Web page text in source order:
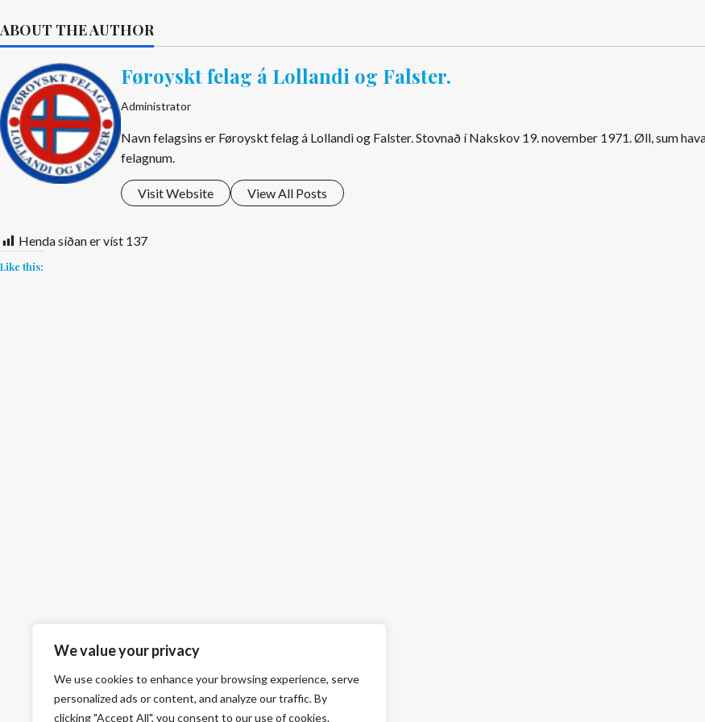
We value your privacy
We use cookies to enhance your browsing experience, serve
personalized ads or content, and analyze our traffic. By
clicking "Accept All", you consent to our use of cookies.
ABOUT THE AUTHOR
Føroyskt felag á Lollandi og Falster.
Administrator
Navn felagsins er Føroyskt felag á Lollandi og Falster. Stovnað í Nakskov 19. november 1971. Øll, sum
felagnum.
Visit Website View All Posts
Henda síðan er víst 137
Like this: